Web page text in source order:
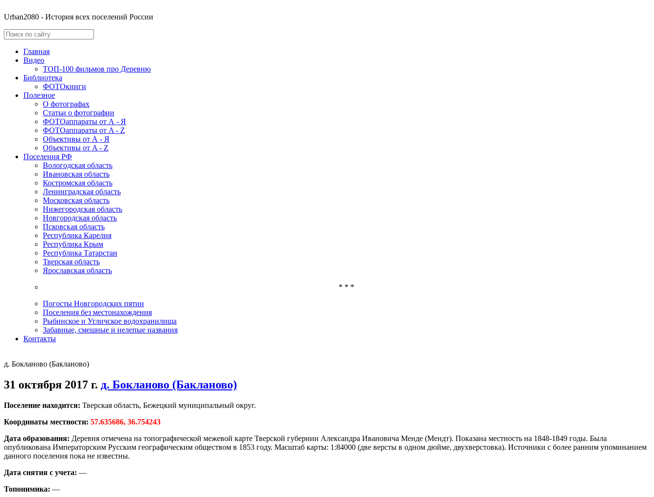
Urban2080 - История всех поселений России
Главная
Видео
ТОП-100 фильмов про Деревню
Библиотека
ФОТОкниги
Полезное
О фотографах
Статьи о фотографии
ФОТОаппараты от А - Я
ФОТОаппараты от A - Z
Объективы от А - Я
Объективы от A - Z
Поселения РФ
Вологодская область
Ивановская область
Костромская область
Ленинградская область
Московская область
Нижегородская область
Новгородская область
Псковская область
Республика Карелия
Республика Крым
Республика Татарстан
Тверская область
Ярославская область
* * *
Погосты Новгородских пятин
Поселения без местонахождения
Рыбинское и Угличское водохранилища
Забавные, смешные и нелепые названия
Контакты
д. Бокланово (Бакланово)
31 октября 2017 г. д. Бокланово (Бакланово)
Поселение находится: Тверская область, Бежецкий муниципальный округ.
Координаты местности: 57.635686, 36.754243
Дата образования: Деревня отмечена на топографической межевой карте Тверской губернии Александра Ивановича Менде (Мендт). Показана местность на 1848-1849 годы. Была
опубликована Императорским Русским географическим обществом в 1853 году. Масштаб карты: 1:84000 (две версты в одном дюйме, двухверстовка). Источники с более ранним упоминанием
данного поселения пока не известны.
Дата снятия с учета: —
Топонимика: —